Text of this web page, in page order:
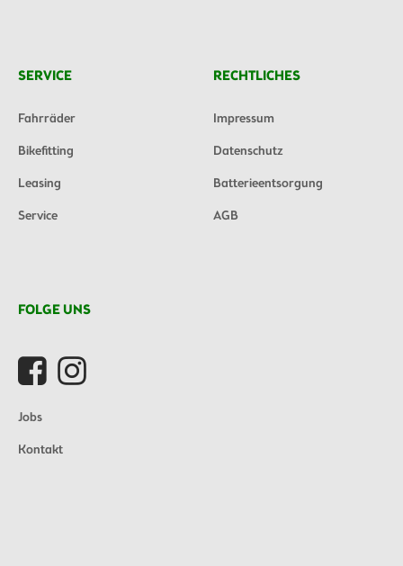
SERVICE
Fahrräder
Bikefitting
Leasing
Service
RECHTLICHES
Impressum
Datenschutz
Batterieentsorgung
AGB
FOLGE UNS
Jobs
Kontakt